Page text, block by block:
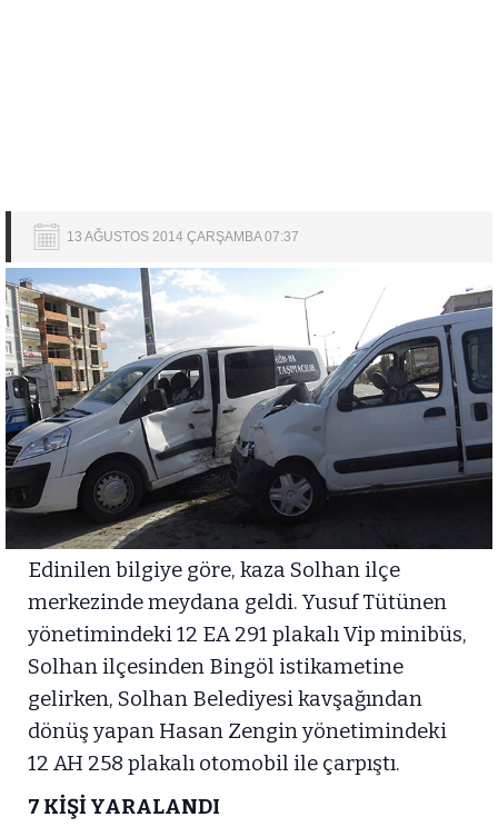
13 AĞUSTOS 2014 ÇARŞAMBA 07:37
Edinilen bilgiye göre, kaza Solhan ilçe
merkezinde meydana geldi. Yusuf Tütünen
yönetimindeki 12 EA 291 plakalı Vip minibüs,
Solhan ilçesinden Bingöl istikametine
gelirken, Solhan Belediyesi kavşağından
dönüş yapan Hasan Zengin yönetimindeki
12 AH 258 plakalı otomobil ile çarpıştı.
7 KİŞİ YARALANDI